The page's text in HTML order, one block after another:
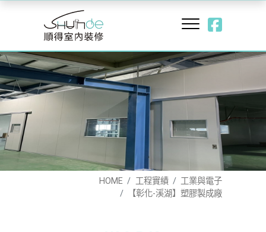
HOME 工程實績
工業與電子
【彰化-溪湖】塑膠製成廠